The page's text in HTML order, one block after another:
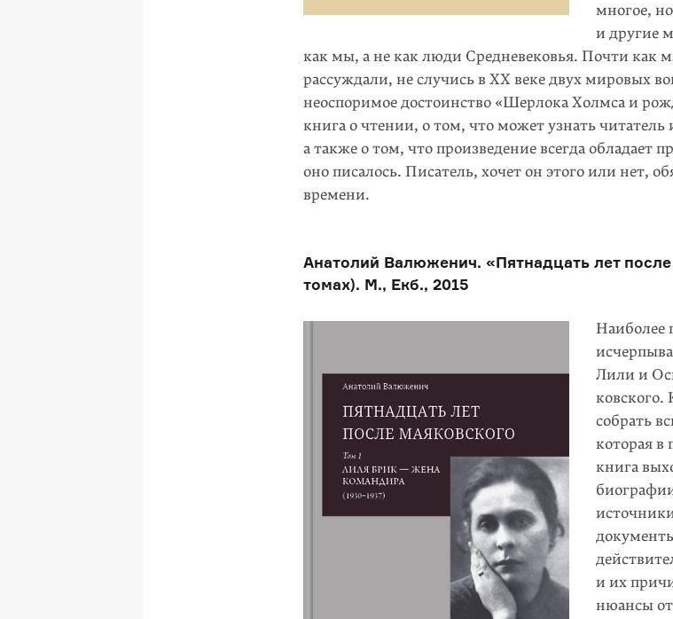
многое,
и другие
как мы, а не как люди Средневековья. Почти как
рассуждали, не случись в ХХ веке двух мировых
неоспоримое достоинство «Шерлока Холмса и
книга о чтении, о том, что может узнать
а также о том, что произведение всегда обладает
оно писалось. Писатель, хочет он этого или нет,
времени.
Анатолий Валюженич. «Пятнадцать лет
томах). М., Екб., 2015
Наиболее
Лили и
собрать
которая в
книга
и их
нюансы